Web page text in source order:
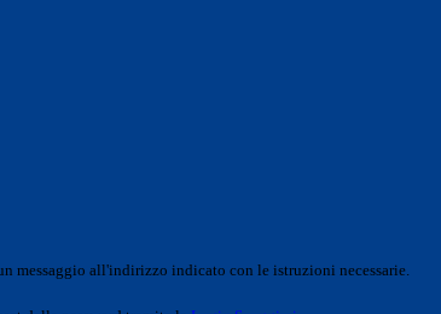
messaggio all'indirizzo indicato con le istruzioni necessarie.